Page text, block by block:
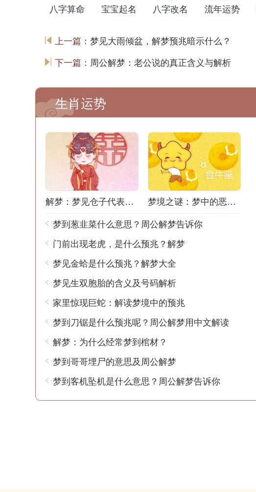
八字算命 宝宝起名 八字改名 流年运势
上一篇： 梦见大雨倾盆，解梦预兆暗示什么？
下一篇： 周公解梦：老公说的真正含义与解析
生肖运势
解梦：梦见仓子代表什么？
梦境之谜：梦中的恶梦该如何解梦？
梦到葱韭菜什么意思？周公解梦告诉你
门前出现老虎，是什么预兆？解梦
梦见金蛤是什么预兆？解梦大全
梦见生双胞胎的含义及号码解析
家里惊现巨蛇：解读梦境中的预兆
梦到刀锯是什么预兆呢？周公解梦用中文解读
解梦：为什么经常梦到棺材？
梦到哥哥埋尸的意思及周公解梦
梦到客机坠机是什么意思？周公解梦告诉你